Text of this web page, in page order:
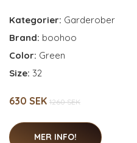
Kategorier: Garderober
Brand: boohoo
Color: Green
Size: 32
630 SEK 1260 SEK
MER INFO!